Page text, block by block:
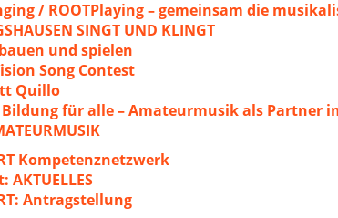
/ ROOTPlaying – gemeinsam die
SINGT UND KLINGT
und spielen
Song Contest
Quillo
für alle – Amateurmusik als Partner
Kompetenznetzwerk
AKTUELLES
Antragstellung